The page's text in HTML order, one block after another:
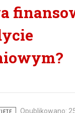
Opublikowano: